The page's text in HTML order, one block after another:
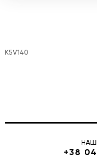
K5V140
+38